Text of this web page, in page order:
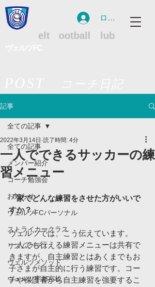
ログイン
elt ootball lub
記事
全ての記事
メンバー紹介
コーチ勉強会
お知らせ
ヴェルツFCパーソナル
ストライカークラス
リズムクラス
ヴェルツメソッド
ヴェルツ宇都宮校
全ての記事
一人でできるサッカーの練
習メニュー
2022年3月14日 読了時間: 4分
「家でどんな練習をさせた方がいいで
すか？」
ヴェルツでは、こう伝えています。
一人でも行える練習メニューは共有で
きますが、自主練習とはあくまでもお
子さまが自主的に行う練習です。コー
チや保護者から自主練習を強要するこ